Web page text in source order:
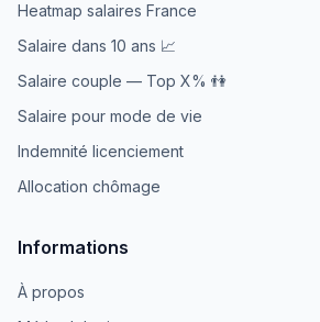
Heatmap salaires France
Salaire dans 10 ans 📈
Salaire couple — Top X% 👫
Salaire pour mode de vie
Indemnité licenciement
Allocation chômage
Informations
À propos